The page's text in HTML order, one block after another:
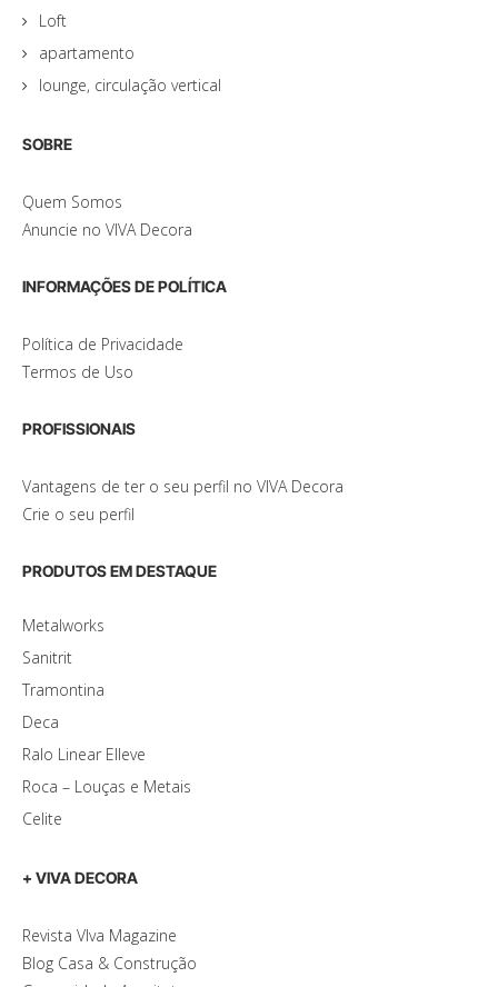
Loft
apartamento
lounge, circulação vertical
SOBRE
Quem Somos
Anuncie no VIVA Decora
INFORMAÇÕES DE POLÍTICA
Política de Privacidade
Termos de Uso
PROFISSIONAIS
Vantagens de ter o seu perfil no VIVA Decora
Crie o seu perfil
PRODUTOS EM DESTAQUE
Metalworks
Sanitrit
Tramontina
Deca
Ralo Linear Elleve
Roca – Louças e Metais
Celite
+ VIVA DECORA
Revista VIva Magazine
Blog Casa & Construção